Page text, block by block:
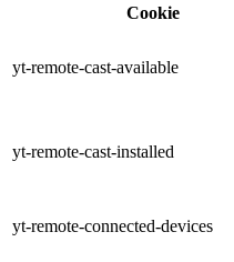
Cookie
yt-remote-cast-available
yt-remote-cast-installed
yt-remote-connected-devices